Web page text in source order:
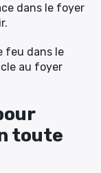
dans le foyer
feu dans le
au foyer
toute